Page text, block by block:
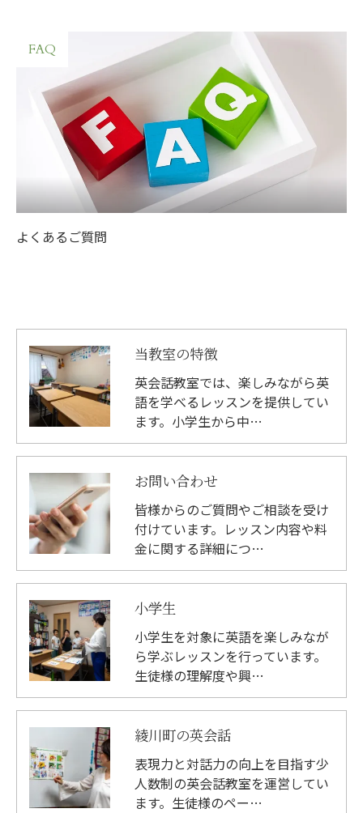
FAQ
よくあるご質問
当教室の特徴
英会話教室では、楽しみながら英
語を学べるレッスンを提供してい
ます。小学生から中…
お問い合わせ
皆様からのご質問やご相談を受け
付けています。レッスン内容や料
金に関する詳細につ…
小学生
小学生を対象に英語を楽しみなが
ら学ぶレッスンを行っています。
生徒様の理解度や興…
綾川町の英会話
表現力と対話力の向上を目指す少
人数制の英会話教室を運営してい
ます。生徒様のペー…